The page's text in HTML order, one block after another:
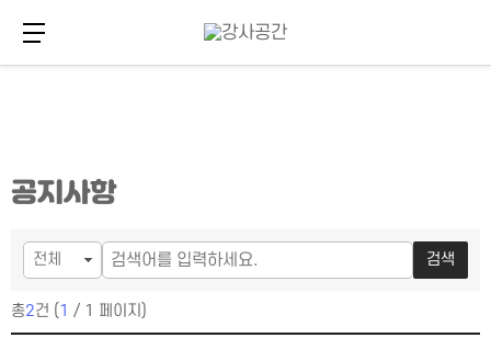
메
뉴
문
바
메뉴 버튼
공지사항
검색
총2건 ( 1 / 1 페이지)